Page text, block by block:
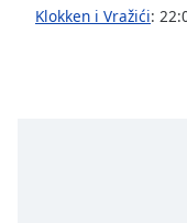
Fullscreen
Klokken i Vražići: